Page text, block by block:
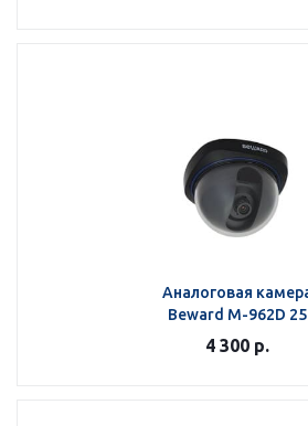
Аналоговая
Beward M-962D 25
4 300р.